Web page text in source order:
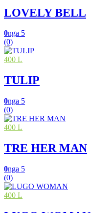
LOVELY BELL
0nga 5
(0)
400 L
TULIP
0nga 5
(0)
400 L
TRE HER MAN
0nga 5
(0)
400 L